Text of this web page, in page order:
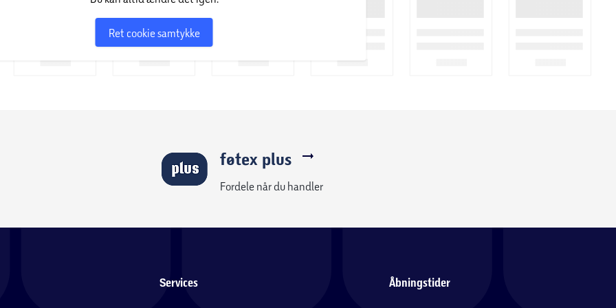
Ret cookie samtykke
føtex plus
Fordele når du handler
Services Åbningstider